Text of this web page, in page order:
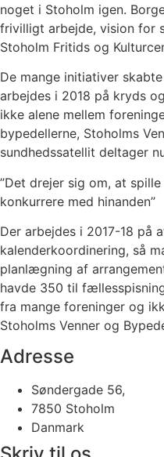
noget i Stoholm igen.
frivilligt arbejde, vision for
Stoholm Fritids og
De mange initiativer
arbejdes i 2018 på kryds
ikke alene mellem
bypedellerne, Stoholms
sundhedssatellit deltager
”Det drejer sig om, at
konkurrere med hinanden”
Der arbejdes i 2017-18 på
kalenderkoordinering, så
planlægning af
havde 350 til
fra mange foreninger og
Stoholms Venner og
Adresse
Søndergade 56,
7850 Stoholm
Danmark